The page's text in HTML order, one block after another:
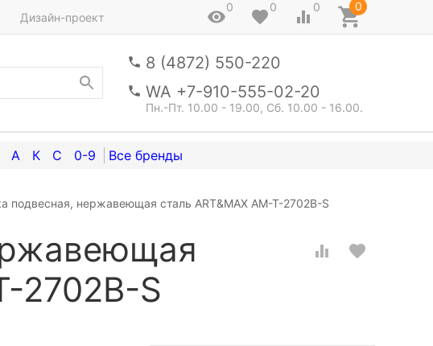
Дизайн-проект
0 0 0 0
8 (4872) 550-220
WA +7-910-555-02-20
Пн.-Пт. 10.00 - 19.00, Сб. 10.00 - 16.00.
А К С 0-9
подвесная, нержавеющая сталь ART&MAX AM-T-2702B-S
2702B-S